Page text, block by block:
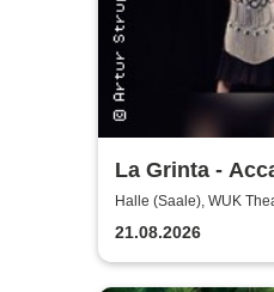
La Grinta -
Dimitri
Halle (Saale), WUK
21.08.2026